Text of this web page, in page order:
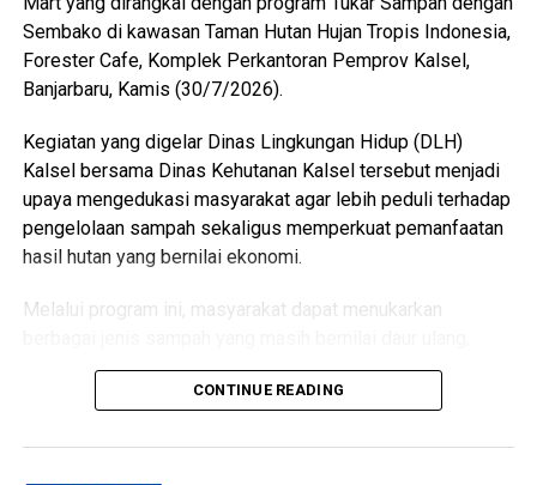
Sementara itu, Kapala Sub Bidang Fasilitasi, Kelembaban,
Pemerintahan, Perwakilan, Partai Politik, Badan
Kesbangpol Provinsi Kalsel, Harry Widiyatmoko
parpol tahun ini mengalami kenaikan dari Rp7.500 menjadi
Rp10.000 per suara perolehan Pemilu Legislatif 2024.
[adv/adpim]
Views: 23
Messenger 0 Twitter/X 0
Sembako di kawasan Taman Hutan Hujan Tropis Indonesia,
Forester Cafe, Komplek Perkantoran Pemprov Kalsel,
Banjarbaru, Kamis (30/7/2026).
Kegiatan yang digelar Dinas Lingkungan Hidup (DLH)
Kalsel bersama Dinas Kehutanan Kalsel tersebut menjadi
upaya mengedukasi masyarakat agar lebih peduli terhadap
pengelolaan sampah sekaligus memperkuat pemanfaatan
hasil hutan yang bernilai ekonomi.
Melalui program ini, masyarakat dapat menukarkan
seperti kardus, kertas, koran, buku, botol dan gelas plastik,
aki bekas, rak telur, hingga minyak jelantah dengan paket
CONTINUE READING